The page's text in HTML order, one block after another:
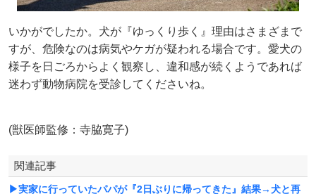
いかがでしたか。犬が『ゆっくり歩く』理由はさまざまで
すが、危険なのは病気やケガが疑われる場合です。愛犬の
様子を日ごろからよく観察し、違和感が続くようであれば
迷わず動物病院を受診してくださいね。
(獣医師監修：寺脇寛子)
関連記事
▶実家に行っていたパパが『2日ぶりに帰ってきた』結果→犬と再